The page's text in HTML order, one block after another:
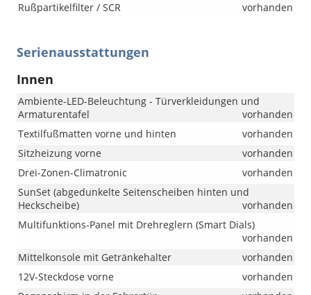
Rußpartikelfilter / SCR
vorhanden
Serienausstattungen
Innen
Ambiente-LED-Beleuchtung - Türverkleidungen und
Armaturentafel
vorhanden
Textilfußmatten vorne und hinten
vorhanden
Sitzheizung vorne
vorhanden
Drei-Zonen-Climatronic
vorhanden
SunSet (abgedunkelte Seitenscheiben hinten und
Heckscheibe)
vorhanden
Multifunktions-Panel mit Drehreglern (Smart Dials)
vorhanden
Mittelkonsole mit Getränkehalter
vorhanden
12V-Steckdose vorne
vorhanden